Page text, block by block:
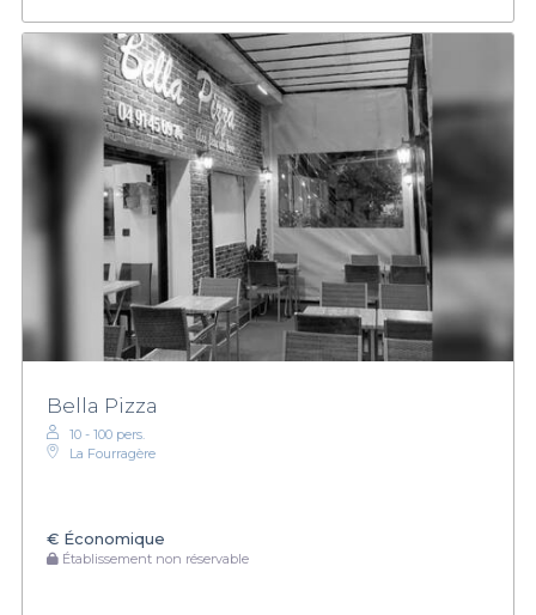
Bella Pizza
10 - 100 pers.
La Fourragère
€ Économique
Établissement non réservable